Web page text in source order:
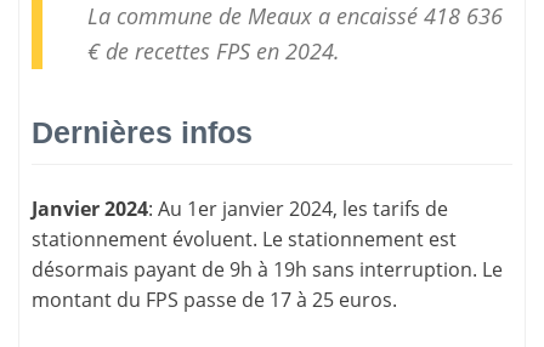
La commune de Meaux a encaissé 418 636
€ de recettes FPSen 2024.
Dernières infos
Janvier 2024: Au 1er janvier 2024, les tarifs de
stationnement évoluent. Le stationnement est
désormais payant de 9h à 19h sans interruption. Le
montant du FPS passe de 17 à 25 euros.